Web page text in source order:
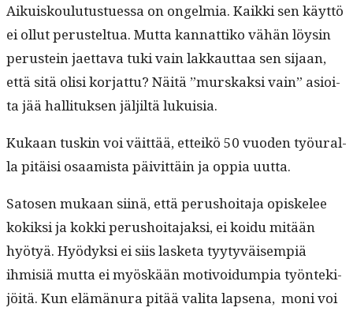
Aikuisk­oulu­tustues­sa on ongelmia. Kaik­ki sen käyt­tö
ei ollut perustel­tua. Mut­ta kan­nat­tiko vähän löysin
perustein jaet­ta­va tuki vain lakkaut­taa sen sijaan,
että sitä olisi kor­jat­tu? Näitä ”murskak­si vain” asioi­
ta jää hal­li­tuk­sen jäljiltä lukuisia.
Kukaan tuskin voi väit­tää, etteikö 50 vuo­den työu­ral­
la pitäisi osaamista päivit­täin ja oppia uutta.
Satosen mukaan siinä, että perushoita­ja opiskelee
kokik­si ja kok­ki perushoita­jak­si, ei koidu mitään
hyö­tyä. Hyödyk­si ei siis las­ke­ta tyy­tyväisem­piä
ihmisiä mut­ta ei myöskään motivoidumpia työn­tek­i­
jöitä. Kun elämänu­ra pitää vali­ta lapse­na, moni voi